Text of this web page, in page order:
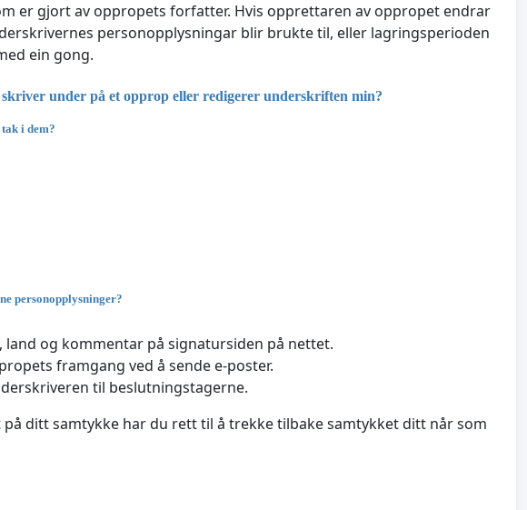
er gjort av oppropets forfatter. Hvis opprettaren av oppropet endrar
personopplysningar blir brukte til, eller lagringsperioden
ein gong.
under på et opprop eller redigerer underskriften min?
i dem?
personopplysninger?
og kommentar på signatursiden på nettet.
framgang ved å sende e-poster.
til beslutningstagerne.
ditt samtykke har du rett til å trekke tilbake samtykket ditt når som